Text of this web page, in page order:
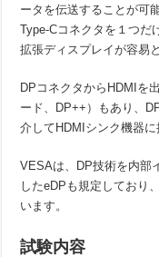
ータを伝送することが可
Type-Cコネクタを１つだ
拡張ディスプレイが容易
DPコネクタからHDMIを
ード、DP++）もあり、
介してHDMIシンク機器に
VESAは、DP技術を内部
したeDPも規定しており
います。
試験内容